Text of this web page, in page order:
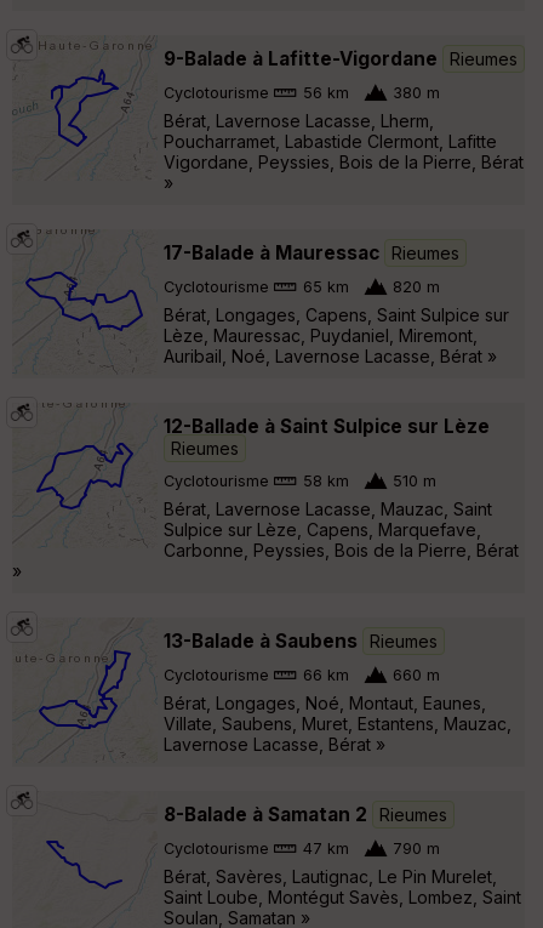
9-Balade à Lafitte-Vigordane Rieumes
Cyclotourisme 56 km 380 m
Bérat, Lavernose Lacasse, Lherm,
Poucharramet, Labastide Clermont, Lafitte
Vigordane, Peyssies, Bois de la Pierre, Bérat
»
17-Balade à Mauressac Rieumes
Cyclotourisme 65 km 820 m
Bérat, Longages, Capens, Saint Sulpice sur
Lèze, Mauressac, Puydaniel, Miremont,
Auribail, Noé, Lavernose Lacasse, Bérat »
12-Ballade à Saint Sulpice sur Lèze
Rieumes
Cyclotourisme 58 km 510 m
Bérat, Lavernose Lacasse, Mauzac, Saint
Sulpice sur Lèze, Capens, Marquefave,
Carbonne, Peyssies, Bois de la Pierre, Bérat
»
13-Balade à Saubens Rieumes
Cyclotourisme 66 km 660 m
Bérat, Longages, Noé, Montaut, Eaunes,
Villate, Saubens, Muret, Estantens, Mauzac,
Lavernose Lacasse, Bérat »
8-Balade à Samatan 2 Rieumes
Cyclotourisme 47 km 790 m
Bérat, Savères, Lautignac, Le Pin Murelet,
Saint Loube, Montégut Savès, Lombez, Saint
Soulan, Samatan »